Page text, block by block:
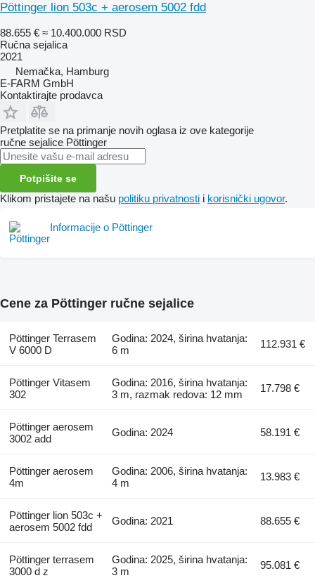
Pöttinger lion 503c + aerosem 5002 fdd
88.655 € ≈ 10.400.000 RSD
Ručna sejalica
2021
Nemačka, Hamburg
E-FARM GmbH
Kontaktirajte prodavca
Pretplatite se na primanje novih oglasa iz ove kategorije
ručne sejalice Pöttinger
Potpišite se
Klikom pristajete na našu politiku privatnosti i korisnički ugovor.
Informacije o Pöttinger
Cene za Pöttinger ručne sejalice
Pöttinger Terrasem
V 6000 D
Godina: 2024, širina hvatanja:
6 m
112.931 €
Pöttinger Vitasem
302
Godina: 2016, širina hvatanja:
3 m, razmak redova: 12 mm
17.798 €
Pöttinger aerosem
3002 add
Godina: 2024 58.191 €
Pöttinger aerosem
4m
Godina: 2006, širina hvatanja:
4 m
13.983 €
Pöttinger lion 503c +
aerosem 5002 fdd
Godina: 2021 88.655 €
Pöttinger terrasem
3000 d z
Godina: 2025, širina hvatanja:
3 m
95.081 €